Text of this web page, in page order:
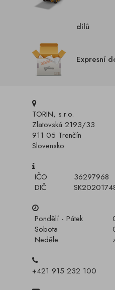
dílů
Expresní
TORIN, s.r.o.
Zlatovská 2193/33
911 05 Trenčín
Slovensko
IČO
36297968
DIČ
Pondělí - Pátek
Sobota
Neděle
+421 915 232 100